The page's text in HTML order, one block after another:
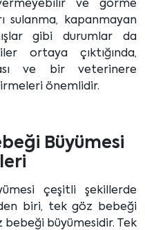
ve görme
sulanma, kapanmayan
gibi durumlar da
ortaya çıktığında,
ve bir veterinere
önemlidir.
Büyümesi
çeşitli şekillerde
biri, tek göz bebeği
büyümesidir. Tek